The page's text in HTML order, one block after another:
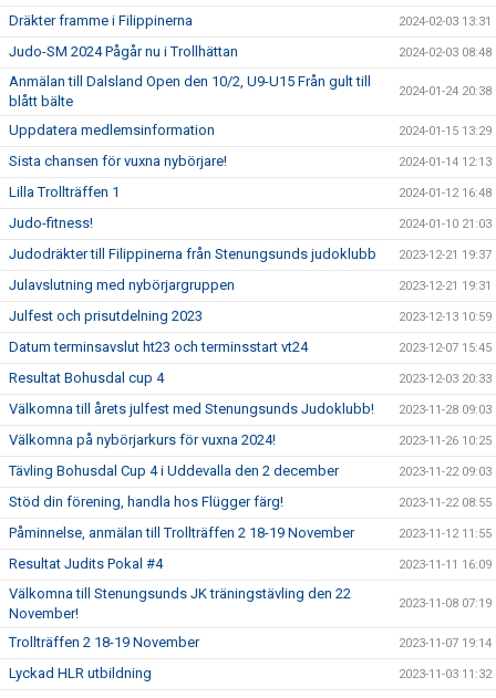
Dräkter framme i Filippinerna 2024-02-03 13:31
Judo-SM 2024 Pågår nu i Trollhättan 2024-02-03 08:48
Anmälan till Dalsland Open den 10/2, U9-U15 Från gult till
blått bälte
2024-01-24 20:38
Uppdatera medlemsinformation 2024-01-15 13:29
Sista chansen för vuxna nybörjare! 2024-01-14 12:13
Lilla Trollträffen 1 2024-01-12 16:48
Judo-fitness! 2024-01-10 21:03
Judodräkter till Filippinerna från Stenungsunds judoklubb 2023-12-21 19:37
Julavslutning med nybörjargruppen 2023-12-21 19:31
Julfest och prisutdelning 2023 2023-12-13 10:59
Datum terminsavslut ht23 och terminsstart vt24 2023-12-07 15:45
Resultat Bohusdal cup 4 2023-12-03 20:33
Välkomna till årets julfest med Stenungsunds Judoklubb! 2023-11-28 09:03
Välkomna på nybörjarkurs för vuxna 2024! 2023-11-26 10:25
Tävling Bohusdal Cup 4 i Uddevalla den 2 december 2023-11-22 09:03
Stöd din förening, handla hos Flügger färg! 2023-11-22 08:55
Påminnelse, anmälan till Trollträffen 2 18-19 November 2023-11-12 11:55
Resultat Judits Pokal #4 2023-11-11 16:09
Välkomna till Stenungsunds JK träningstävling den 22
November!
2023-11-08 07:19
Trollträffen 2 18-19 November 2023-11-07 19:14
Lyckad HLR utbildning 2023-11-03 11:32